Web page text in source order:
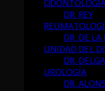
DR. REY
DR. DE
UNIDAD DEL
DR.
UROLOGÍA
DR.